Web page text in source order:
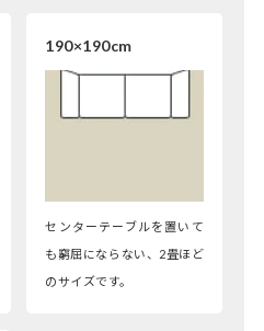
190×190cm
センターテーブルを置いて
も窮屈にならない、2畳ほど
のサイズです。